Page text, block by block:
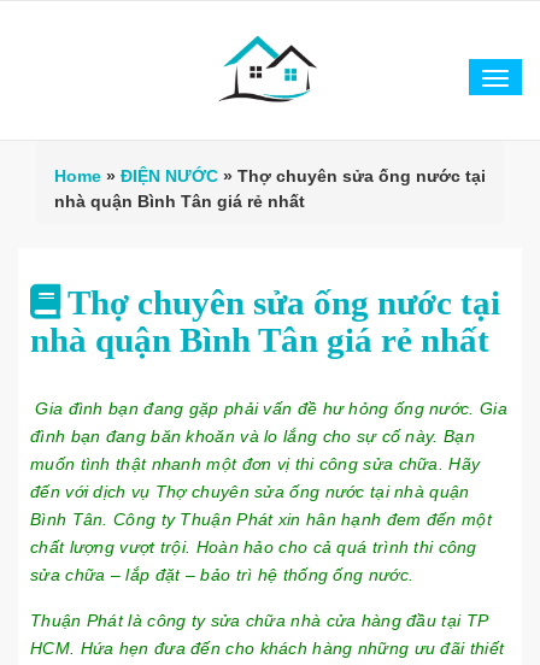
Home » ĐIỆN NƯỚC » Thợ chuyên sửa ống nước tại
nhà quận Bình Tân giá rẻ nhất
Thợ chuyên sửa ống nước tại
nhà quận Bình Tân giá rẻ nhất
Gia đình bạn đang gặp phải vấn đề hư hỏng ống nước. Gia
đình bạn đang băn khoăn và lo lắng cho sự cố này. Bạn
muốn tình thật nhanh một đơn vị thi công sửa chữa. Hãy
đến với dịch vụ Thợ chuyên sửa ống nước tại nhà quận
Bình Tân. Công ty Thuận Phát xin hân hạnh đem đến một
chất lượng vượt trội. Hoàn hảo cho cả quá trình thi công
sửa chữa – lắp đặt – bảo trì hệ thống ống nước.
Thuận Phát là công ty sửa chữa nhà cửa hàng đầu tại TP
HCM. Hứa hẹn đưa đến cho khách hàng những ưu đãi thiết